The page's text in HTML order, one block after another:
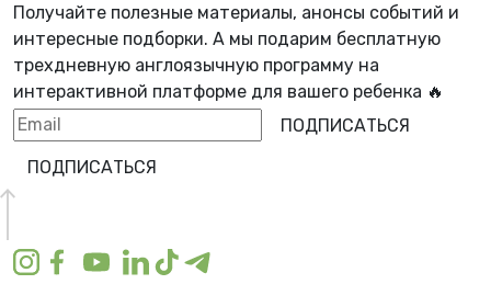
Получайте полезные материалы, анонсы событий и
интересные подборки. А мы подарим бесплатную
трехдневную англоязычную программу на
интерактивной платформе для вашего ребенка 🔥
ПОДПИСАТЬСЯ
ПОДПИСАТЬСЯ